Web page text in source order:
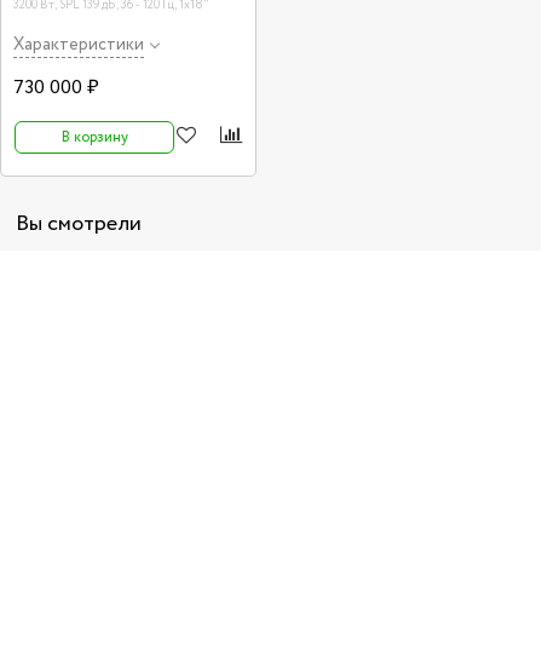
3200 Вт, SPL 139 дБ, 36 - 120 Гц, 1x18"
Характеристики
730 000 ₽
В корзину
Вы смотрели